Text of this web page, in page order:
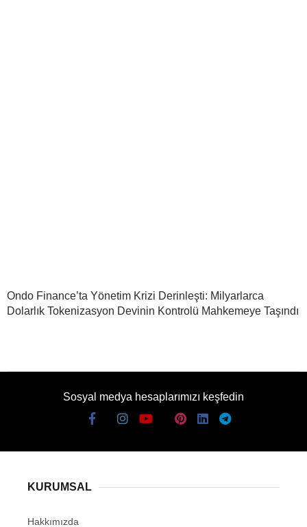
Ondo Finance’ta Yönetim Krizi Derinleşti: Milyarlarca
Dolarlık Tokenizasyon Devinin Kontrolü Mahkemeye Taşındı
Sosyal medya hesaplarımızı keşfedin
KURUMSAL
Hakkımızda